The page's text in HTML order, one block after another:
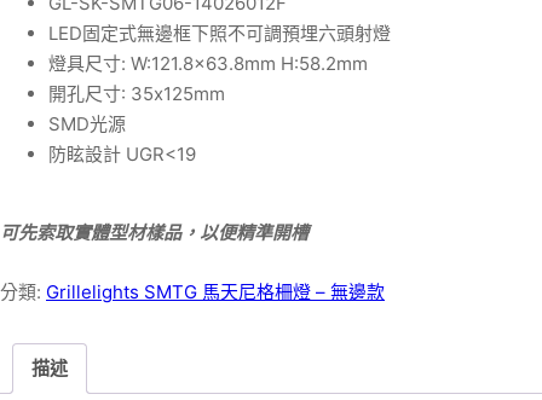
LED固定式無邊框下照不可調預埋六頭射燈
燈具尺寸: W:121.8×63.8mm H:58.2mm
開孔尺寸: 35x125mm
SMD光源
防眩設計 UGR<19
可先索取實體型材樣品，以便精準開槽
分類: Grillelights SMTG 馬天尼格柵燈 – 無邊款
描述